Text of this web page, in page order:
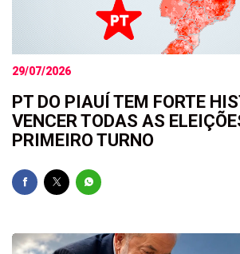
29/07/2026
PT DO PIAUÍ TEM FORTE
VENCER TODAS AS
PRIMEIRO TURNO